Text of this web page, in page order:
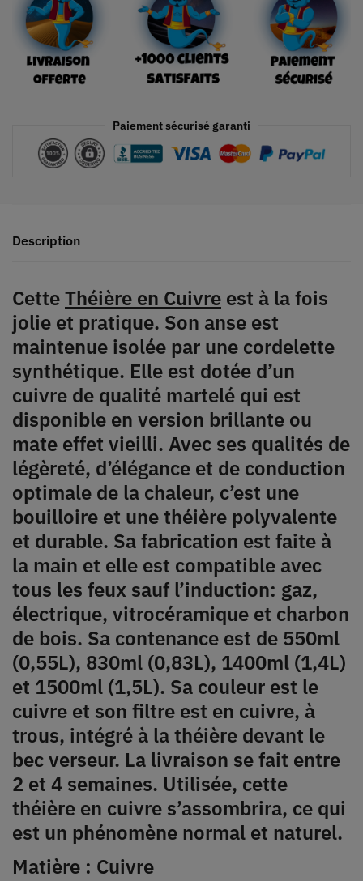
Paiement sécurisé garanti
Description
CetteThéière en Cuivre est à la fois
jolie et pratique. Son anse est
maintenue isolée par une cordelette
synthétique. Elle est dotée d’un
cuivre de qualité martelé qui est
disponible en version brillante ou
mate effet vieilli. Avec ses qualités de
légèreté, d’élégance et de conduction
optimale de la chaleur, c’est une
bouilloire et une théière polyvalente
et durable. Sa fabrication est faite à
la main et elle est compatible avec
tous les feux sauf l’induction: gaz,
électrique, vitrocéramique et charbon
de bois. Sa contenance est de 550ml
(0,55L), 830ml (0,83L), 1400ml (1,4L)
et 1500ml (1,5L). Sa couleur est le
cuivre et son filtre est en cuivre, à
trous, intégré à la théière devant le
bec verseur. La livraison se fait entre
2 et 4 semaines. Utilisée, cette
théière en cuivre s’assombrira, ce qui
est un phénomène normal et naturel.
Matière : Cuivre